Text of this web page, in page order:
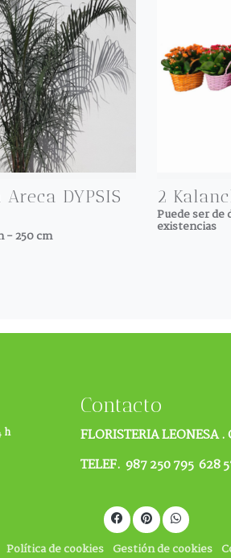
DYPSIS
- 250 cm
2
Puede ser de
existencias
h
Contacto
FLORISTERIA LEONESA .
TELEF. 987 250 795 628
Política de cookies Gestión de cookies